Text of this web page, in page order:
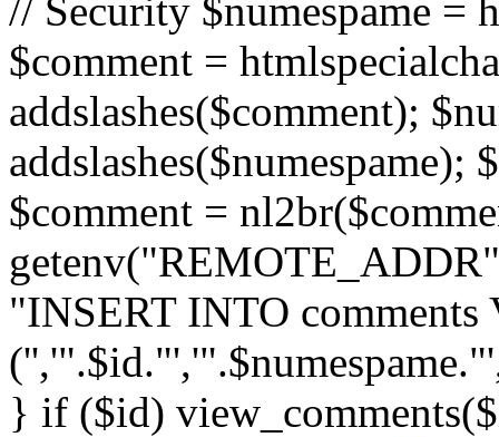
// Security $numespame =
$comment =
addslashes($comment);
addslashes($numespame);
$comment =
"INSERT INTO comments
} if ($id)